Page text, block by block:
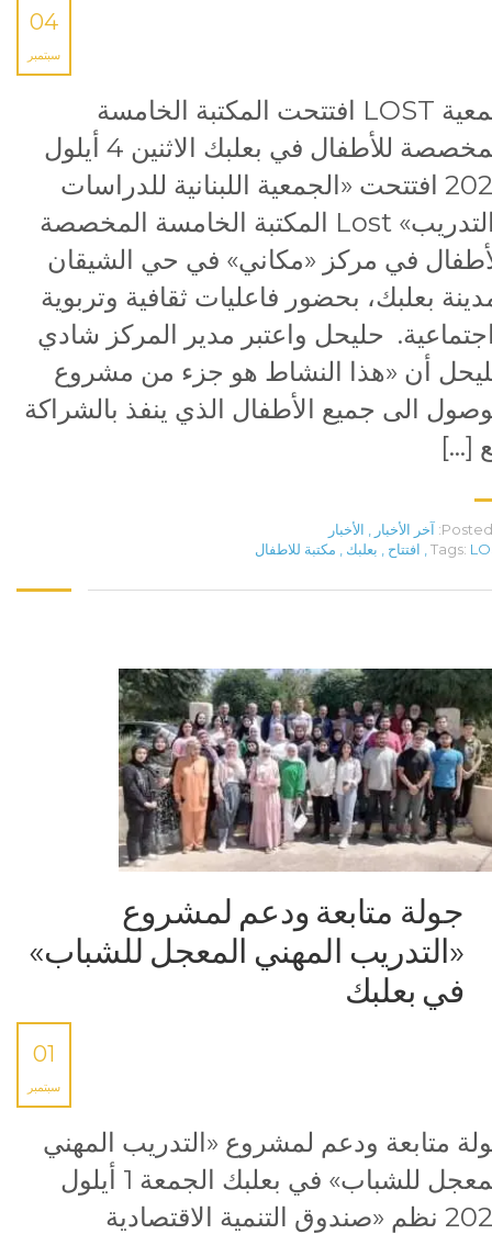
04
سبتمبر
جمعية LOST افتتحت المكتبة الخامسة
المخصصة للأطفال في بعلبك الاثنين 4 أيلول
2023 افتتحت «الجمعية اللبنانية للدراسات
والتدريب» Lost المكتبة الخامسة المخصصة
في مركز «مكاني» في حي الشيقان
بعلبك، بحضور فاعليات ثقافية وتربوية
حليحل واعتبر مدير المركز شادي
أن «هذا النشاط هو جزء من مشروع
الى جميع الأطفال الذي ينفذ بالشراكة
[…]
Posted آخر الأخبار
الأخبار
Tags:
افتتاح بعلبك مكتبة للاطفال
جولة متابعة ودعم لمشروع
«التدريب المهني المعجل للشباب»
في بعلبك
01
سبتمبر
متابعة ودعم لمشروع «التدريب المهني
المعجل للشباب» في بعلبك الجمعة 1 أيلول
2023 نظم «صندوق التنمية الاقتصادية